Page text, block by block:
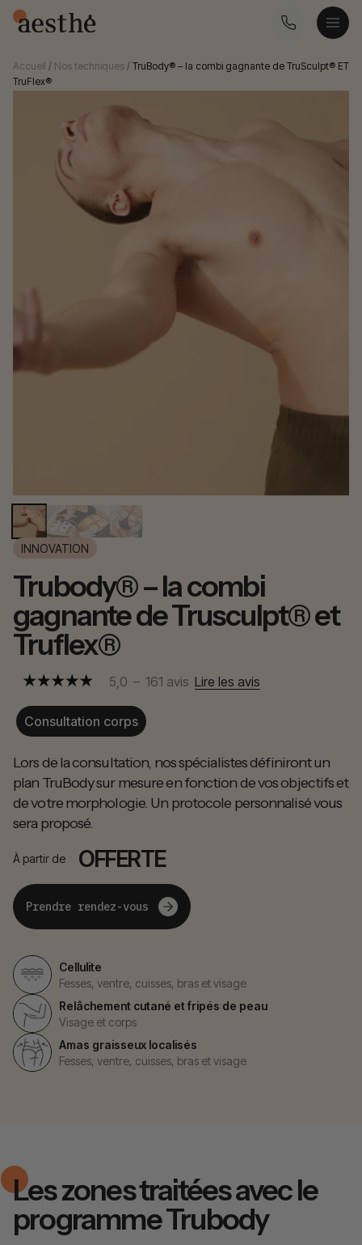
Accueil / Nos techniques / TruBody® – la combi gagnante de TruSculpt® ET
TruFlex®
INNOVATION
Trubody® – la combi
gagnante de Trusculpt® et
Truflex®
5,0 – 161 avis Lire les avis
Consultation corps
Lors de la consultation, nos spécialistes définiront un
plan TruBody sur mesure en fonction de vos objectifs et
de votre morphologie. Un protocole personnalisé vous
sera proposé.
À partir de OFFERTE
Prendre rendez-vous
Cellulite
Fesses, ventre, cuisses, bras et visage
Relâchement cutané et fripés de peau
Visage et corps
Amas graisseux localisés
Fesses, ventre, cuisses, bras et visage
Les zones traitées avec le
programme Trubody